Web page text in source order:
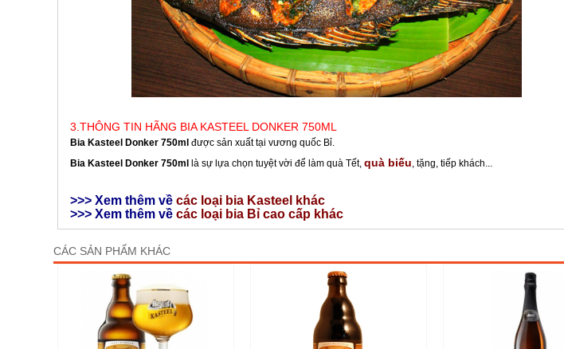
3.THÔNG TIN HÃNG BIA KASTEEL DONKER 750ML
Bia Kasteel Donker 750ml được sản xuất tại vương quốc Bỉ.
Bia Kasteel Donker 750ml
là sự lựa chọn tuyệt vời để làm quà Tết, quà biếu, tặng, tiếp khách...
>>> Xem thêm về các loại bia Kasteel khác
>>> Xem thêm về các loại bia Bỉ cao cấp khác
CÁC SẢN PHẨM KHÁC